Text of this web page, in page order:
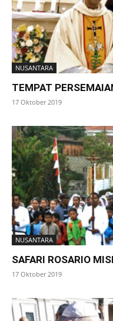
NUSANTARA
TEMPAT
17 Oktober 2019
NUSANTARA
SAFARI ROSARIO
17 Oktober 2019